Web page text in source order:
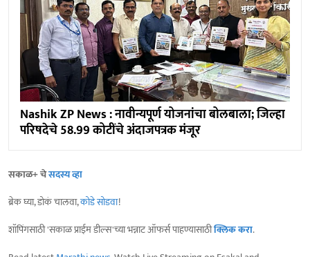
Nashik ZP News : नावीन्यपूर्ण योजनांचा बोलबाला; जिल्हा
परिषदेचे 58.99 कोटींचे अंदाजपत्रक मंजूर
सकाळ+ चेसदस्य व्हा
ब्रेक घ्या, डोकं चालवा,कोडे सोडवा!
शॉपिंगसाठी 'सकाळ प्राईम डील्स'च्या भन्नाट ऑफर्स पाहण्यासाठीक्लिक करा.